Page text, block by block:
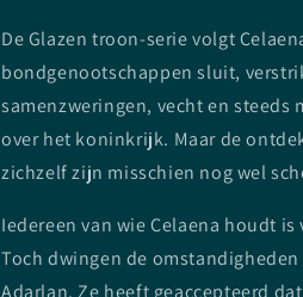
De Glazen troon-serie volgt
bondgenootschappen sluit,
samenzweringen, vecht en steeds
over het koninkrijk. Maar de
zichzelf zijn misschien nog wel
Iedereen van wie Celaena houdt
Toch dwingen de
Adarlan. Ze heeft geaccepteerd